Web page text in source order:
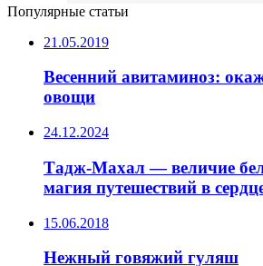
Популярные статьи
21.05.2019
Весенний авитаминоз:
овощи
24.12.2024
Тадж-Махал — величие
магия путешествий в
15.06.2018
Нежный говяжий гуляш